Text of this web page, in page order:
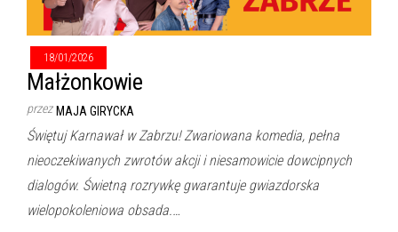
18/01/2026
Małżonkowie
przez MAJA GIRYCKA
Świętuj Karnawał w Zabrzu! Zwariowana komedia, pełna
nieoczekiwanych zwrotów akcji i niesamowicie dowcipnych
dialogów. Świetną rozrywkę gwarantuje gwiazdorska
wielopokoleniowa obsada.…